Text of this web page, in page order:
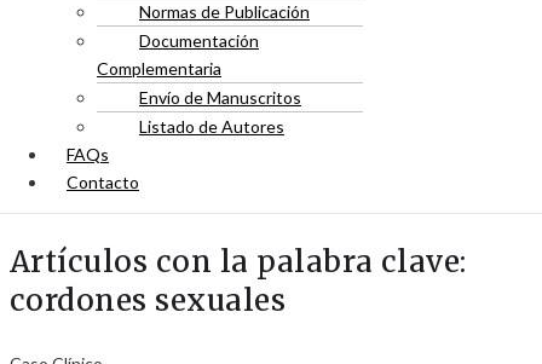
Normas de Publicación
Documentación
Complementaria
Envío de Manuscritos
Listado de Autores
FAQs
Contacto
Artículos con la palabra clave:
cordones sexuales